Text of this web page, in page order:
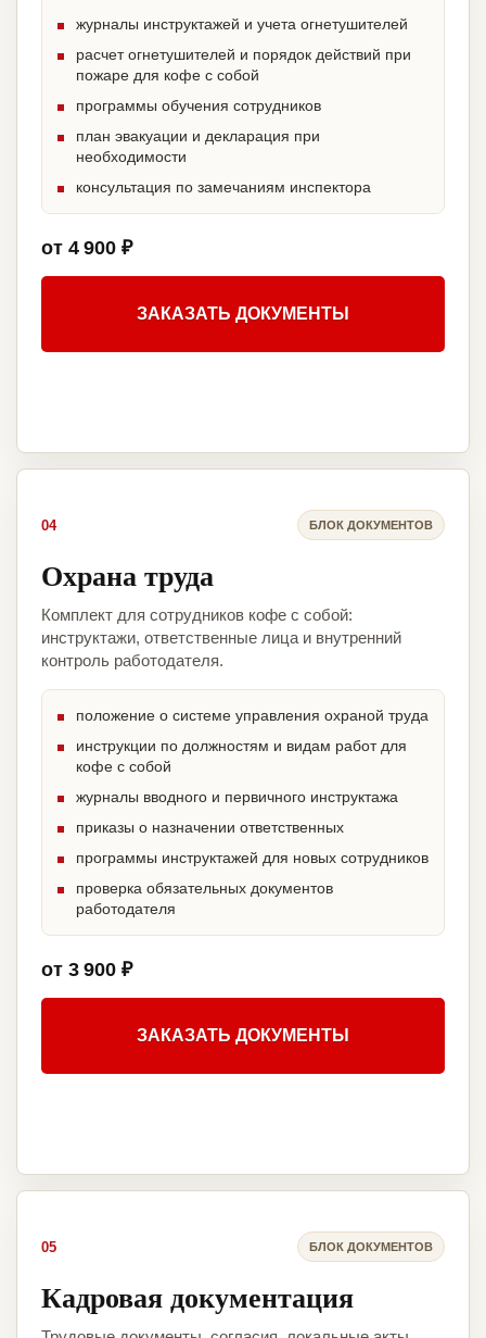
журналы инструктажей и учета огнетушителей
расчет огнетушителей и порядок действий при
пожаре для кофе с собой
программы обучения сотрудников
план эвакуации и декларация при
необходимости
консультация по замечаниям инспектора
от 4 900 ₽
ЗАКАЗАТЬ ДОКУМЕНТЫ
04 БЛОК ДОКУМЕНТОВ
Охрана труда
Комплект для сотрудников кофе с собой:
инструктажи, ответственные лица и внутренний
контроль работодателя.
положение о системе управления охраной труда
инструкции по должностям и видам работ для
кофе с собой
журналы вводного и первичного инструктажа
приказы о назначении ответственных
программы инструктажей для новых сотрудников
проверка обязательных документов
работодателя
от 3 900 ₽
ЗАКАЗАТЬ ДОКУМЕНТЫ
05 БЛОК ДОКУМЕНТОВ
Кадровая документация